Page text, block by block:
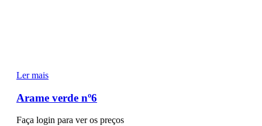
Ler mais
Arame verde nº6
Faça login para ver os preços